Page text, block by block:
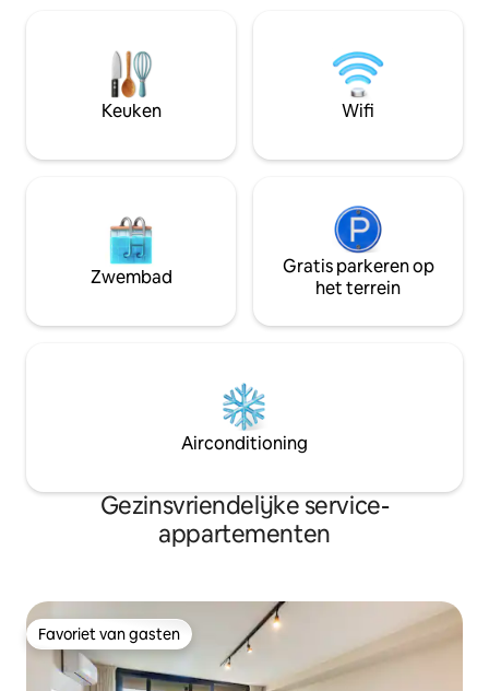
Je bent helemaal klaar om aan te komen
optie voor een
uitgeruste
een prachtig
stoelen om van
Keuken Wifi
Zwembad
Gratis parkeren op
het terrein
Airconditioning
Gezinsvriendelijke service-
appartementen
Favoriet van gasten
Favoriet van gasten